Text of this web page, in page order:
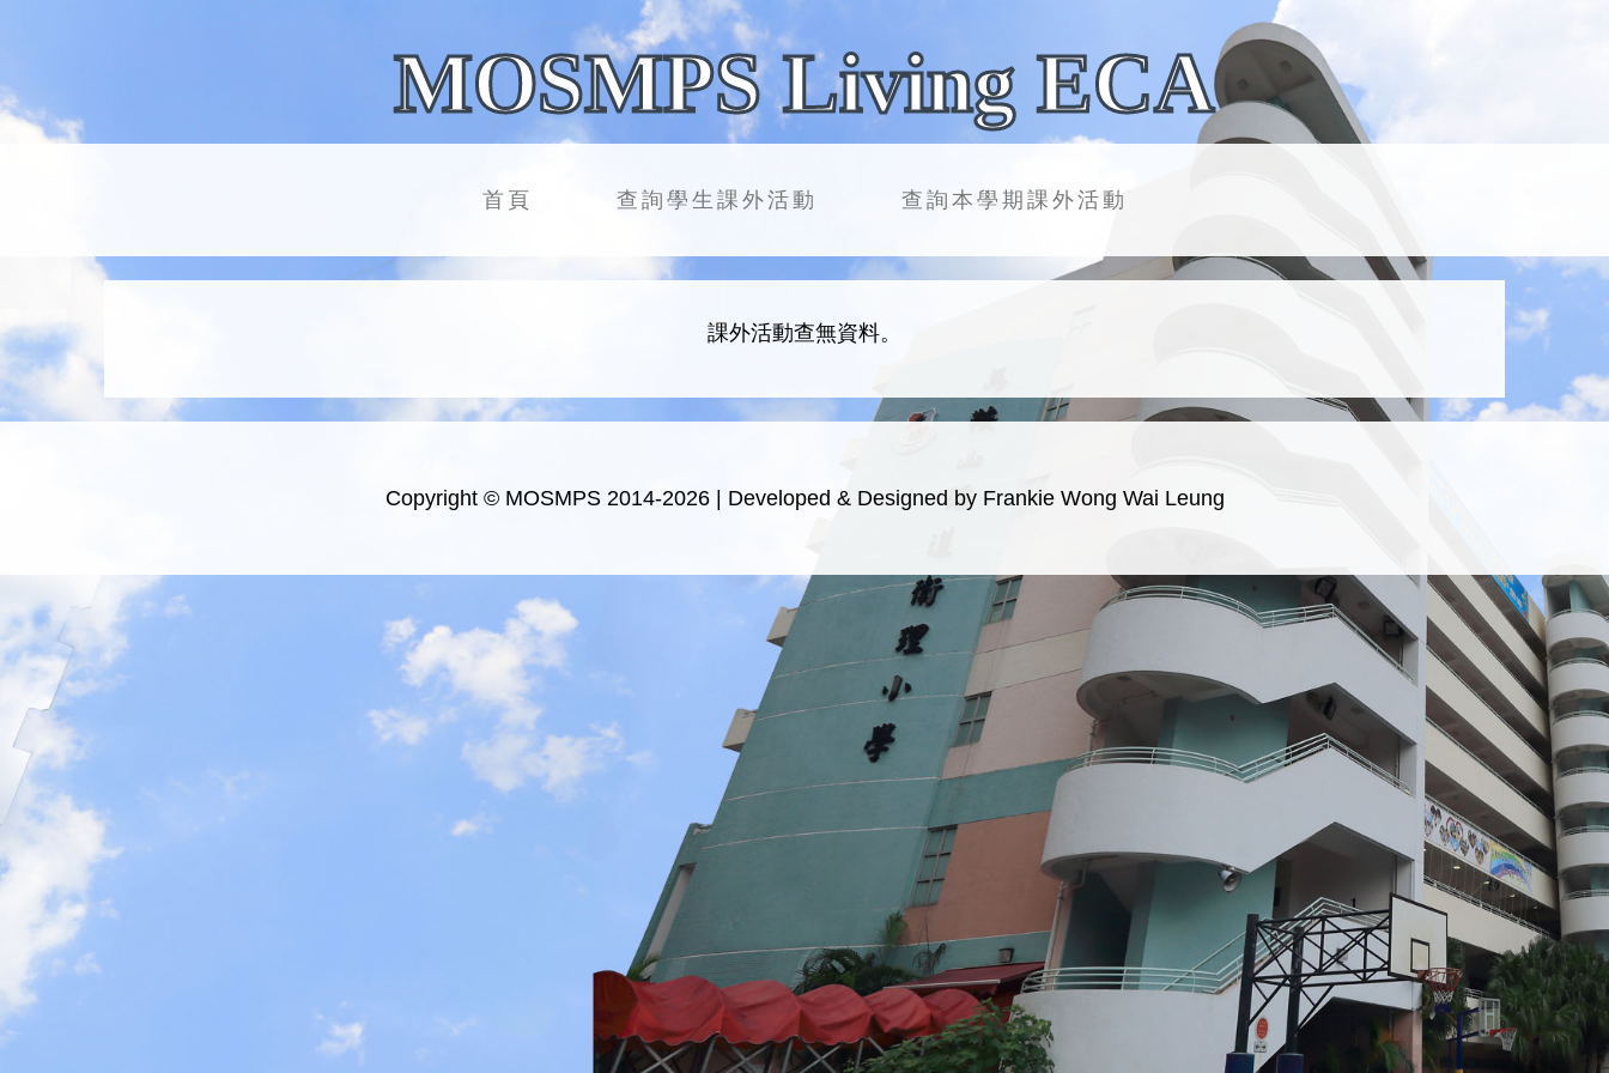
MOSMPS Living ECA
首頁 查詢學生課外活動 查詢本學期課外活動
課外活動查無資料。
Copyright © MOSMPS 2014-2026 | Developed & Designed by Frankie Wong Wai Leung